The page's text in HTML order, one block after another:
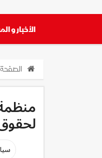
الأخبار و